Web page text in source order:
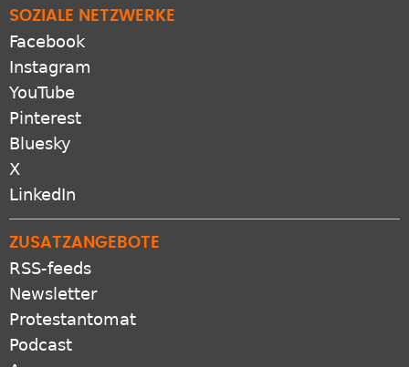
SOZIALE NETZWERKE
Facebook
Instagram
YouTube
Pinterest
Bluesky
X
LinkedIn
ZUSATZANGEBOTE
RSS-feeds
Newsletter
Protestantomat
Podcast